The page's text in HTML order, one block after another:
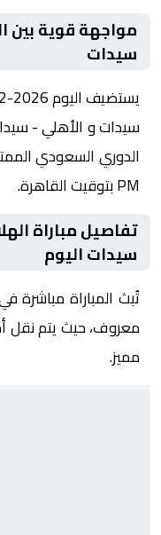
مواجهة قوية بين
سيدات
سيدات و الأهلي -
PM بتوقيت القاهرة.
تفاصيل مباراة
سيدات اليوم
تُبث المباراة مباشرة
معروف، حيث يتم نقل
مميز.